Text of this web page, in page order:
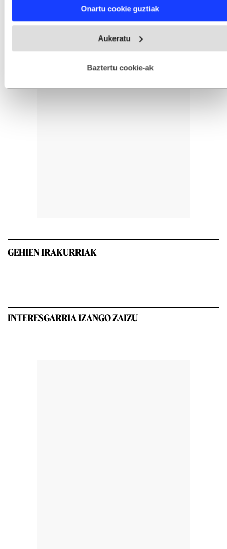
and set your preferences in thedetails section
fitxategiak erabiltzen ditu. Zure esperientzia eta zerbitzuak
esplizitua ematen diguzu.Gehiago irakurri
Onartu cookie guztiak
Aukeratu
Baztertu cookie-ak
GEHIEN IRAKURRIAK
INTERESGARRIA IZANGO ZAIZU